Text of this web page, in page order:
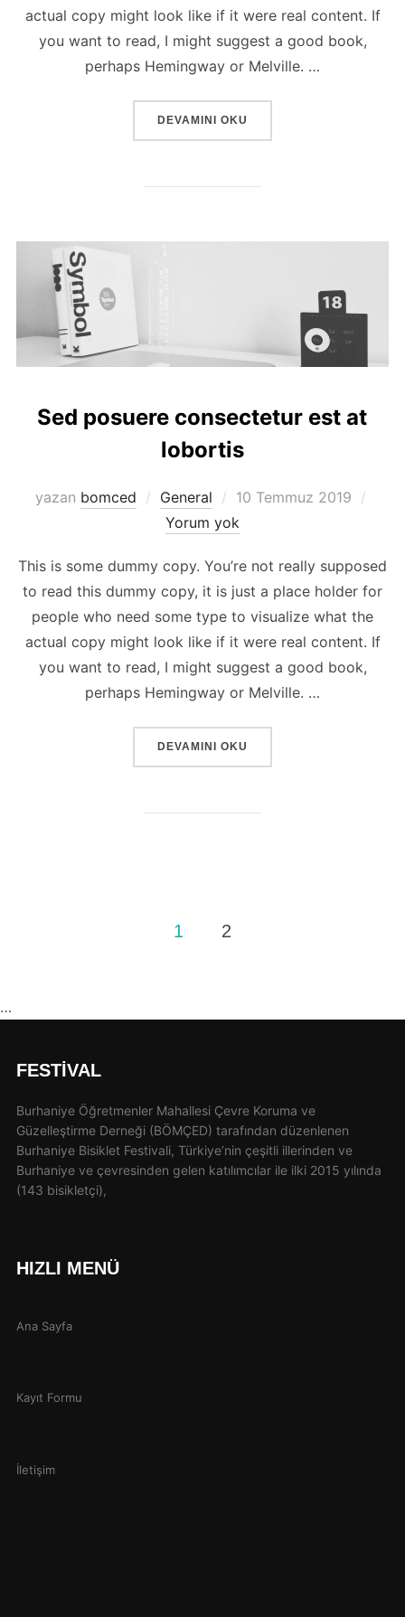
actual copy might look like if it were real content. If
you want to read, I might suggest a good book,
perhaps Hemingway or Melville. …
“POST WITH VIMEO VIDEO”
DEVAMINI OKU
Sed posuere consectetur est at
lobortis
yazan bomced General
Yayımlanma
tarihi
10 Temmuz 2019
Yorum yok
This is some dummy copy. You’re not really supposed
to read this dummy copy, it is just a place holder for
people who need some type to visualize what the
actual copy might look like if it were real content. If
you want to read, I might suggest a good book,
perhaps Hemingway or Melville. …
“SED POSUERE CONSECTETUR EST AT
DEVAMINI OKU
1 2
…
FESTIVAL
Burhaniye Öğretmenler Mahallesi Çevre Koruma ve
Güzelleştirme Derneği (BÖMÇED) tarafından düzenlenen
Burhaniye Bisiklet Festivali, Türkiye’nin çeşitli illerinden ve
Burhaniye ve çevresinden gelen katılımcılar ile ilki 2015 yılında
(143 bisikletçi),
HIZLI MENÜ
Ana Sayfa
Kayıt Formu
İletişim